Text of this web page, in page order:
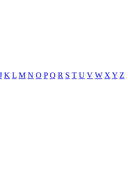
K L M N O P Q R S T U V W X Y Z